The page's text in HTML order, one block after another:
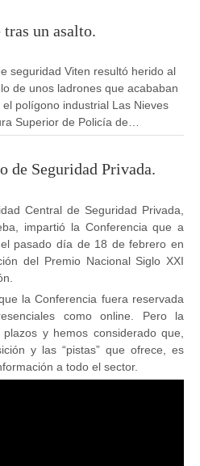
un asalto.
seguridad Viten resultó herido al
de unos ladrones que acababan
polígono industrial Las Nieves
Superior de Policía de…
de Seguridad Privada.
Central de Seguridad Privada,
impartió la Conferencia que a
pasado día de 18 de febrero en
del Premio Nacional Siglo XXI
la Conferencia fuera reservada
como online. Pero la
y hemos considerado que,
y las “pistas” que ofrece, es
a todo el sector.